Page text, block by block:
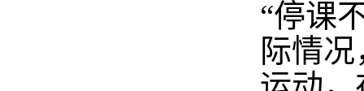
“停课
际情